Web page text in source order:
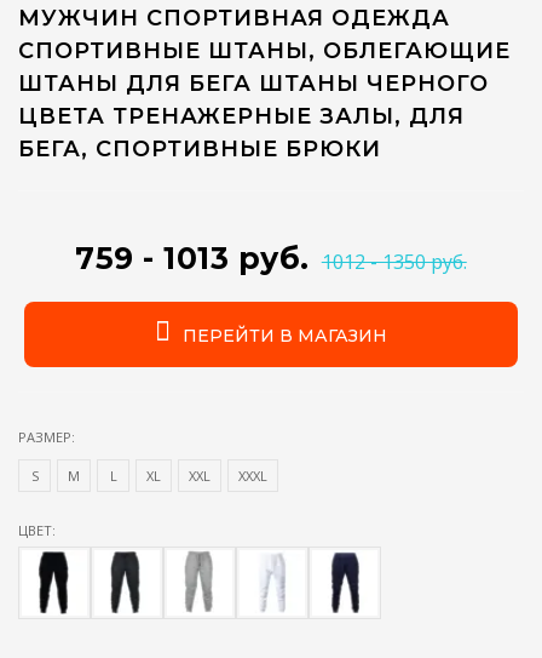
МУЖЧИН СПОРТИВНАЯ ОДЕЖДА
СПОРТИВНЫЕ ШТАНЫ, ОБЛЕГАЮЩИЕ
ШТАНЫ ДЛЯ БЕГА ШТАНЫ ЧЕРНОГО
ЦВЕТА ТРЕНАЖЕРНЫЕ ЗАЛЫ, ДЛЯ
БЕГА, СПОРТИВНЫЕ БРЮКИ
759 - 1013 руб. 1012 - 1350 руб.
ПЕРЕЙТИ В МАГАЗИН
РАЗМЕР:
S М L XL XXL XXXL
ЦВЕТ: